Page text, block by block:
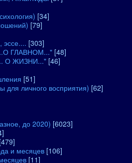
[34]
[79]
эссе.... [303]
ГЛАВНОМ..." [48]
О ЖИЗНИ..." [46]
[51]
для личного восприятия) [62]
до 2020) [6023]
[479]
и месяцев [106]
[11]